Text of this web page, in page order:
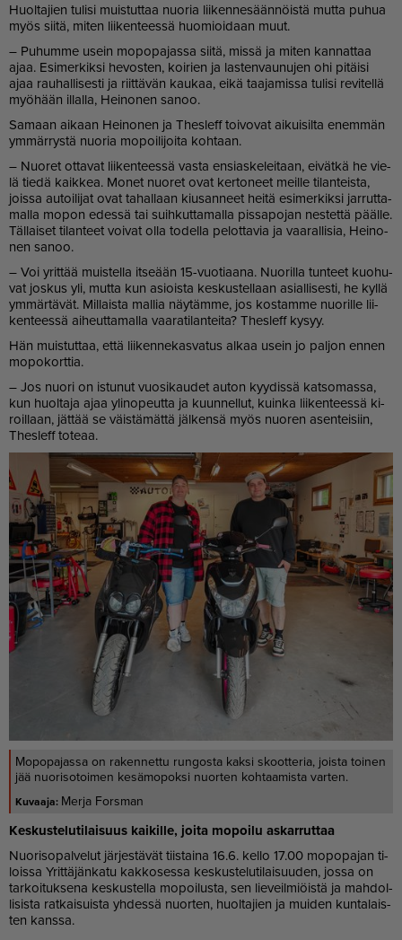
Huol­ta­jien tu­li­si muis­tut­taa nuo­ria lii­ken­ne­sään­nöis­tä mut­ta pu­hua
myös sii­tä, mi­ten lii­ken­tees­sä huo­mi­oi­daan muut.
– Pu­hum­me usein mo­po­pa­jas­sa sii­tä, mis­sä ja mi­ten kan­nat­taa
ajaa. Esi­mer­kik­si he­vos­ten, koi­rien ja las­ten­vau­nu­jen ohi pi­täi­si
ajaa rau­hal­li­ses­ti ja riit­tä­vän kau­kaa, ei­kä taa­ja­mis­sa tu­li­si re­vi­tel­lä
myö­hään il­lal­la, Hei­no­nen sa­noo.
Sa­maan ai­kaan Hei­no­nen ja Thes­leff toi­vo­vat ai­kui­sil­ta enem­män
ym­mär­rys­tä nuo­ria mo­poi­li­joi­ta koh­taan.
– Nuo­ret ot­ta­vat lii­ken­tees­sä vas­ta en­si­as­ke­lei­taan, ei­vät­kä he vie­
lä tie­dä kaik­kea. Mo­net nuo­ret ovat ker­to­neet meil­le ti­lan­teis­ta,
jois­sa au­toi­li­jat ovat ta­hal­laan kiu­san­neet hei­tä esi­mer­kik­si jar­rut­ta­
mal­la mo­pon edes­sä tai suih­kut­ta­mal­la pis­sa­po­jan nes­tet­tä pääl­le.
Täl­lai­set ti­lan­teet voi­vat ol­la to­del­la pe­lot­ta­via ja vaa­ral­li­sia, Hei­no­
nen sa­noo.
– Voi yrit­tää muis­tel­la it­se­ään 15-vuo­ti­aa­na. Nuo­ril­la tun­teet kuo­hu­
vat jos­kus yli, mut­ta kun asi­ois­ta kes­kus­tel­laan asi­al­li­ses­ti, he kyl­lä
ym­mär­tä­vät. Mil­lais­ta mal­lia näy­täm­me, jos kos­tam­me nuo­ril­le lii­
ken­tees­sä ai­heut­ta­mal­la vaa­ra­ti­lan­tei­ta? Thes­leff ky­syy.
Hän muis­tut­taa, et­tä lii­ken­ne­kas­va­tus al­kaa usein jo pal­jon en­nen
mo­po­kort­tia.
– Jos nuo­ri on is­tu­nut vuo­si­kau­det au­ton kyy­dis­sä kat­so­mas­sa,
kun huol­ta­ja ajaa yli­no­peut­ta ja kuun­nel­lut, kuin­ka lii­ken­tees­sä ki­
roil­laan, jät­tää se väis­tä­mät­tä jäl­ken­sä myös nuo­ren asen­tei­siin,
Thes­leff to­te­aa.
Mopopajassa on rakennettu rungosta kaksi skootteria, joista toinen
jää nuorisotoimen kesämopoksi nuorten kohtaamista varten.
Merja Forsman
Kes­kus­te­lu­ti­lai­suus kai­kil­le, joi­ta mo­poi­lu as­kar­rut­taa
Nuo­ri­so­pal­ve­lut jär­jes­tä­vät tiis­tai­na 16.6. kel­lo 17.00 mo­po­pa­jan ti­
lois­sa Yrit­tä­jän­ka­tu kak­ko­ses­sa kes­kus­te­lu­ti­lai­suu­den, jos­sa on
tar­koi­tuk­se­na kes­kus­tel­la mo­poi­lus­ta, sen lie­veil­mi­öis­tä ja mah­dol­
li­sis­ta rat­kai­suis­ta yh­des­sä nuor­ten, huol­ta­jien ja mui­den kun­ta­lais­
ten kans­sa.